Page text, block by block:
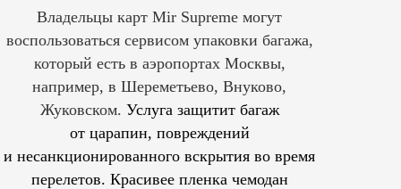
Владельцы карт Mir Supreme могут
воспользоваться сервисом упаковки багажа,
который есть в аэропортах Москвы,
например, в Шереметьево, Внуково,
Жуковском. Услуга защитит багаж
от царапин, повреждений
и несанкционированного вскрытия во время
перелетов. Красивее пленка чемодан